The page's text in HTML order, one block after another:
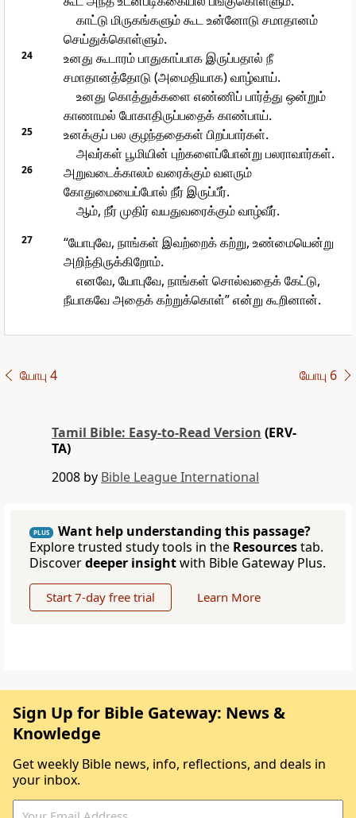
காட்டு மிருகங்களும் கூட உன்னோடு சமாதானம்
செய்துக்கொள்ளும்.
24
உனது கூடாரம் பாதுகாப்பாக இருப்பதால் நீ
சமாதானத்தோடு (அமைதியாக) வாழ்வாய்.
உனது கொத்துக்களை எண்ணிப் பார்த்து ஒன்றும்
காணாமல் போகாதிருப்பதைக் காண்பாய்.
25
உனக்குப் பல குழந்ததைகள் பிறப்பார்கள்.
அவர்கள் பூமியின் புற்களைப்போன்று பலராவார்கள்.
26
அறுவடைக்காலம் வரைக்கும் வளரும்
கோதுமையைப்போல் நீர் இருப்பீர்.
ஆம், நீர் முதிர் வயதுவரைக்கும் வாழ்வீர்.
27
“யோபுவே, நாங்கள் இவற்றைக் கற்று, உண்மையென்று
அறிந்திருக்கிறோம்.
எனவே, யோபுவே, நாங்கள் சொல்வதைக் கேட்டு,
நீயாகவே அதைக் கற்றுக்கொள்” என்று கூறினான்.
யோபு 4 யோபு 6
Tamil Bible: Easy-to-Read Version (ERV-
TA)
2008 by Bible League International
PLUS
Want help understanding this passage?
Explore trusted study tools in the Resourcestab.
Discoverdeeper insightwith Bible Gateway Plus.
Start 7-day free trial Learn More
Sign Up for Bible Gateway: News &
Knowledge
Get weekly Bible news, info, reflections, and deals in
your inbox.